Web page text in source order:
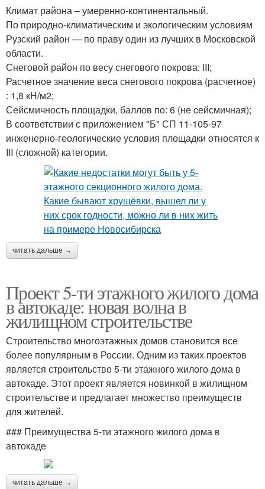
Климат района – умеренно-континентальный.
По природно-климатическим и экологическим условиям
Рузский район — по праву один из лучших в Московской
области.
Снеговой район по весу снегового покрова: III;
Расчетное значение веса снегового покрова (расчетное)
: 1,8 кН/м2;
Сейсмичность площадки, баллов по: 6 (не cейсмичная);
В соответствии с приложением "Б" СП 11-105-97
инженерно-геологические условия площадки относятся к
III (сложной) категории.
читать дальше →
Проект 5-ти этажного жилого дома
в автокаде: новая волна в
жилищном строительстве
Строительство многоэтажных домов становится все
более популярным в России. Одним из таких проектов
является строительство 5-ти этажного жилого дома в
автокаде. Этот проект является новинкой в жилищном
строительстве и предлагает множество преимуществ
для жителей.
### Преимущества 5-ти этажного жилого дома в
автокаде
читать дальше →